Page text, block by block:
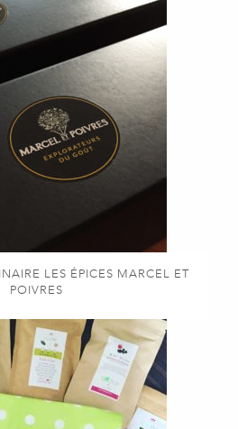
LES ÉPICES MARCEL ET
POIVRES